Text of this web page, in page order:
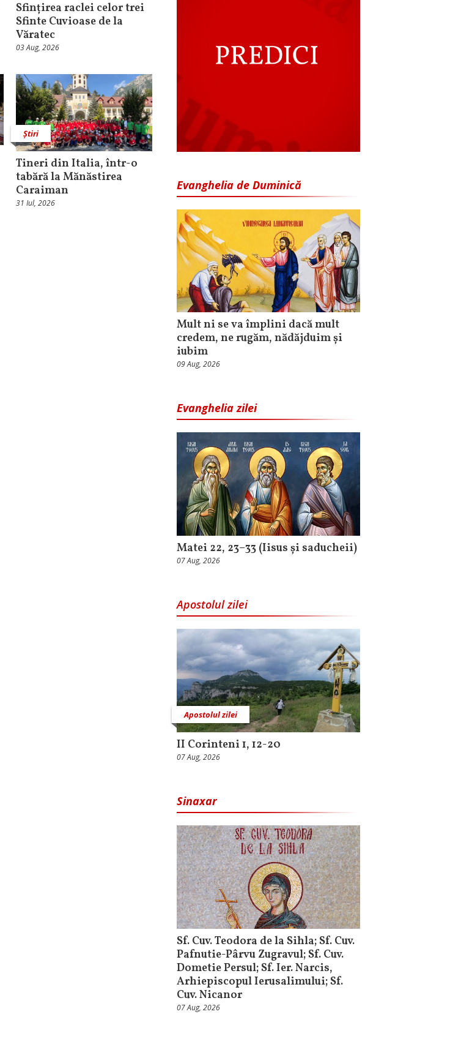
Sfințirea raclei celor trei
Sfinte Cuvioase de la
Văratec
03 Aug, 2026
Știri
Tineri din Italia, într-o
tabără la Mănăstirea
Caraiman
31 Iul, 2026
Evanghelia de Duminică
Mult ni se va împlini dacă mult
credem, ne rugăm, nădăjduim și
iubim
09 Aug, 2026
Evanghelia zilei
Matei 22, 23–33 (Iisus și saducheii)
07 Aug, 2026
Apostolul zilei
Apostolul zilei
II Corinteni 1, 12-20
07 Aug, 2026
Sinaxar
Sf. Cuv. Teodora de la Sihla; Sf. Cuv.
Pafnutie-Pârvu Zugravul; Sf. Cuv.
Dometie Persul; Sf. Ier. Narcis,
Arhiepiscopul Ierusalimului; Sf.
Cuv. Nicanor
07 Aug, 2026